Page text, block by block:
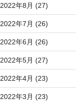
2022年8月 (27)
2022年7月 (26)
2022年6月 (26)
2022年5月 (27)
2022年4月 (23)
2022年3月 (23)